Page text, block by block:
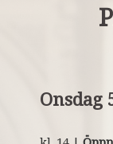
Onsdag